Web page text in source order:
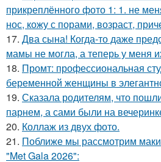
Зимняя одежда
Одежды в зависимости
прикреплённого фото 1: 1. не
нос, кожу с порами, возраст,
17. Два сына! Когда-то даже
мамы не могла, а теперь у меня
18. Промт: профессиональная
беременной женщины в
19. Сказала родителям, что
парнем, а сами были на
20. Коллаж из двух фото.
21. Поближе мы рассмотрим
"Met Gala 2026":